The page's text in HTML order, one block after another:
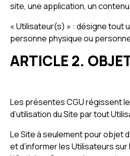
site, une application, un
« Utilisateur(s) » : désigne tout
personne physique ou
ARTICLE 2.
Les présentes CGU régissent
d’utilisation du Site par tout
Le Site à seulement pour objet
et d’informer les Utilisateurs